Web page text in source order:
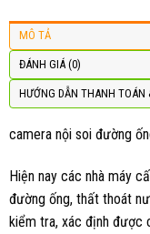
MÔ TẢ
ĐÁNH GIÁ (0)
HƯỚNG DẪN THANH TOÁN
camera nội soi đường
Hiện nay các nhà máy
đường ống, thất thoát
kiểm tra, xác định được